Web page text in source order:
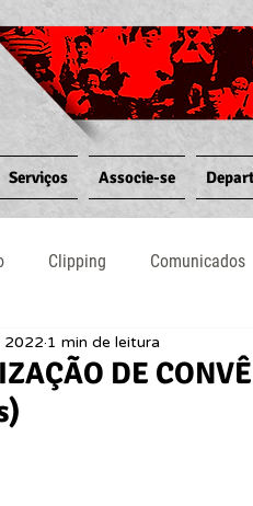
Serviços Associe-se
Clipping Comunicados
Judiciário Notícias
DE
2022 1 min de leitura